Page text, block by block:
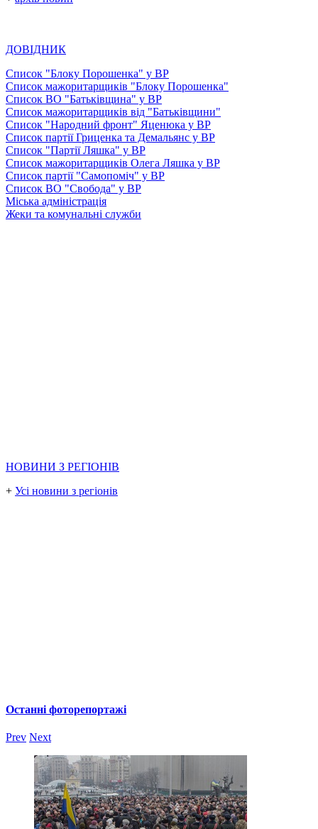
ДОВІДНИК
Список "Блоку Порошенка" у ВР
Список мажоритарщиків "Блоку Порошенка"
Список ВО "Батьківщина" у ВР
Список мажоритарщиків від "Батьківщини"
Список "Народний фронт" Яценюка у ВР
Список партії Гриценка та Демальянс у ВР
Список "Партії Ляшка" у ВР
Список мажоритарщиків Олега Ляшка у ВР
Список партії "Самопоміч" у ВР
Список ВО "Свобода" у ВР
Міська адміністрація
Жеки та комунальні служби
НОВИНИ З РЕГІОНІВ
+ Усі новини з регіонів
Останні фоторепортажі
Prev Next